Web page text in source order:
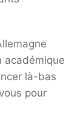
académique
là-bas
pour